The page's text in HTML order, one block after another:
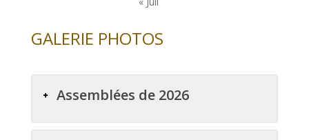
GALERIE PHOTOS
Assemblées de 2026